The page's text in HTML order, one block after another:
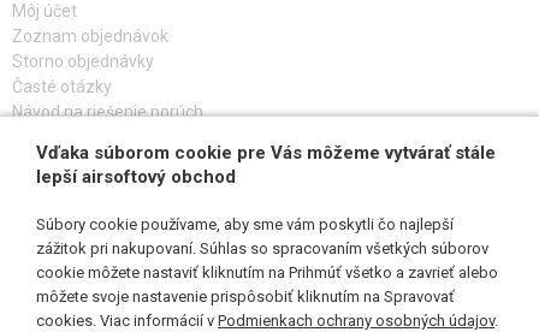
Môj účet
Zoznam objednávok
Storno objednávky
Časté otázky
Návod na riešenie porúch
PRIHLÁS SA K ODBERU
SLEDUJ NÁS
Vďaka súborom cookie pre Vás môžeme vytvárať stále
lepší airsoftový obchod
Súbory cookie používame, aby sme vám poskytli čo najlepší
zážitok pri nakupovaní. Súhlas so spracovaním všetkých súborov
cookie môžete nastaviť kliknutím na Prihmúť všetko a zavrieť alebo
môžete svoje nastavenie prispôsobiť kliknutím na Spravovať
cookies. Viac informácií v Podmienkach ochrany osobných údajov.